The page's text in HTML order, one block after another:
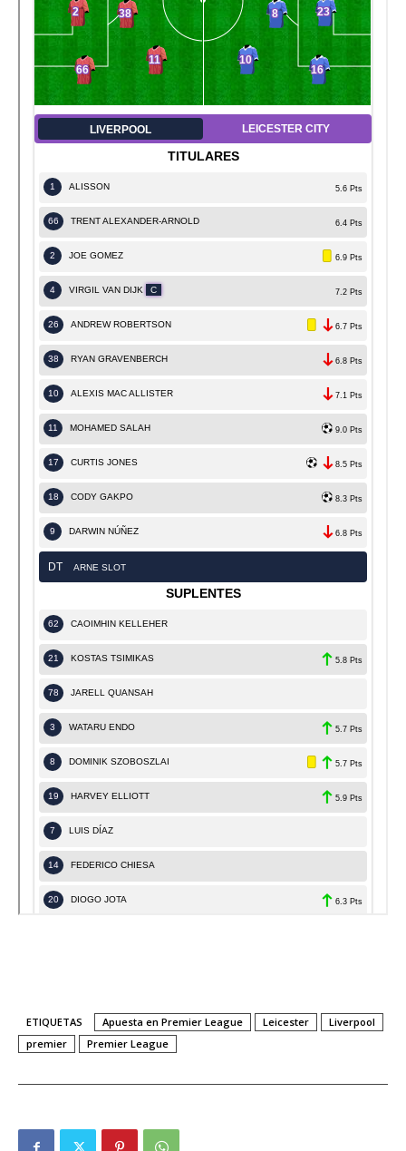
ETIQUETAS Apuesta en Premier League Leicester
Liverpool
premier
Premier League